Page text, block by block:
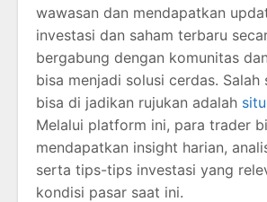
wawasan dan mendapatkan
investasi dan saham terbaru
bergabung dengan komunitas
bisa menjadi solusi cerdas. Salah
bisa di jadikan rujukan adalah
Melalui platform ini, para trader
mendapatkan insight harian,
serta tips-tips investasi yang
kondisi pasar saat ini.